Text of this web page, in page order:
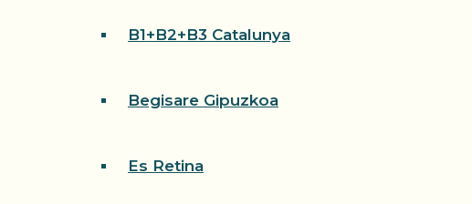
B1+B2+B3 Catalunya
Begisare Gipuzkoa
Es Retina